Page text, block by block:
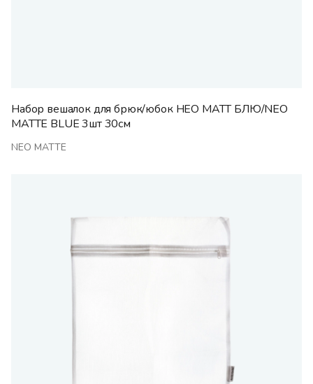
Набор вешалок для брюк/юбок НЕО МАТТ БЛЮ/NEO
MATTE BLUE 3шт 30см
NEO MATTE